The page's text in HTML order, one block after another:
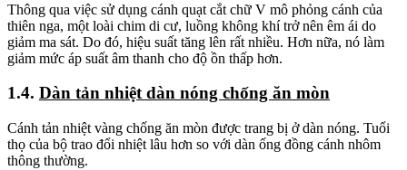
Thông qua việc sử dụng cánh quạt cắt chữ V mô phỏng cánh của
thiên nga, một loài chim di cư, luồng không khí trở nên êm ái do
giảm ma sát. Do đó, hiệu suất tăng lên rất nhiều. Hơn nữa, nó làm
giảm mức áp suất âm thanh cho độ ồn thấp hơn.
1.4. Dàn tản nhiệt dàn nóng chống ăn mòn
Cánh tản nhiệt vàng chống ăn mòn được trang bị ở dàn nóng. Tuổi
thọ của bộ trao đổi nhiệt lâu hơn so với dàn ống đồng cánh nhôm
thông thường.